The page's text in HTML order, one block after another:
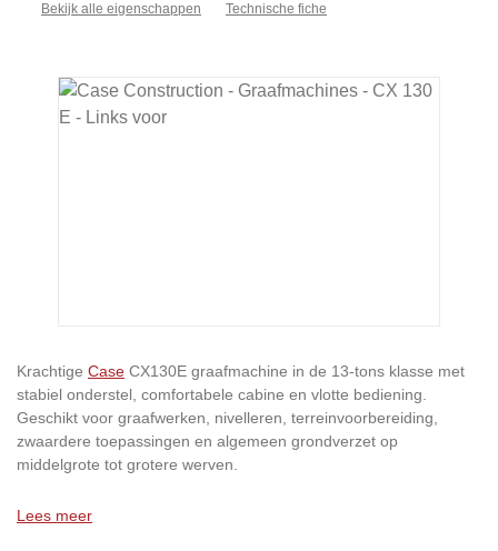
Bekijk alle eigenschappen Technische fiche
Afbeeldingengalerij overslaan
Krachtige Case CX130E graafmachine in de 13-tons klasse met
stabiel onderstel, comfortabele cabine en vlotte bediening.
Geschikt voor graafwerken, nivelleren, terreinvoorbereiding,
zwaardere toepassingen en algemeen grondverzet op
middelgrote tot grotere werven.
Lees meer